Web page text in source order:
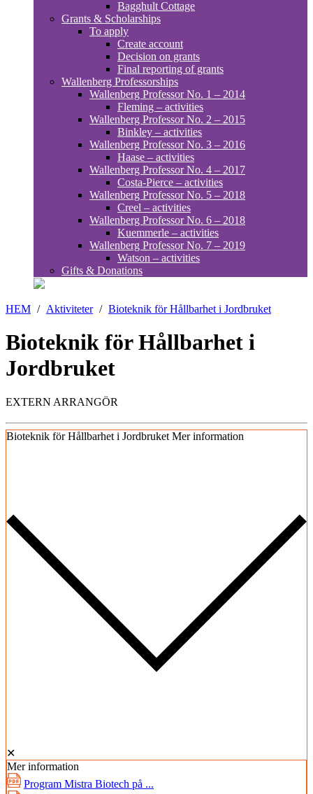
Bagghult Cottage
Grants & Scholarships
To apply
Create account
Decision on grants
Final reporting of grants
Wallenberg Professorships
Wallenberg Professor No. 1 – 2014
Fleming – activities
Wallenberg Professor No. 2 – 2015
Binkley – activities
Wallenberg Professor No. 3 – 2016
Haase – activities
Wallenberg Professor No. 4 – 2017
Costa-Pierce – activities
Wallenberg Professor No. 5 – 2018
Creel – activities
Wallenberg Professor No. 6 – 2018
Kuemmerle – activities
Wallenberg Professor No. 7 – 2019
Watson – activities
Gifts & Donations
HEM / Aktiviteter / Bioteknik för Hållbarhet i Jordbruket
Bioteknik för Hållbarhet i
Jordbruket
EXTERN ARRANGÖR
Bioteknik för Hållbarhet i Jordbruket Mer information
✕
Mer information
Program Mistra Biotech på ...